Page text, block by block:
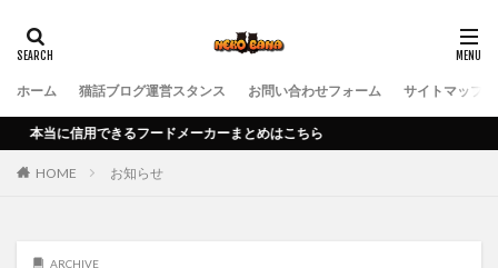
ホーム 猫話ブログ運営スタンス お問い合わせフォーム サイトマップ
用できるフードメーカーまとめはこちら
HOME お知らせ
ARCHIVE